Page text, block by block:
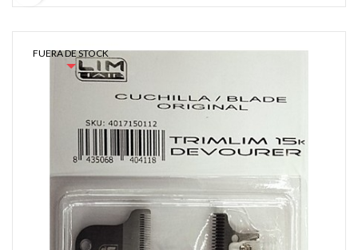
FUERA DE STOCK